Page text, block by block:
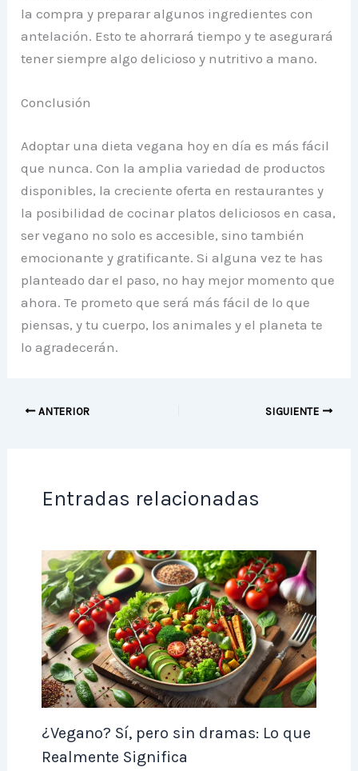
la compra y preparar algunos ingredientes con
antelación. Esto te ahorrará tiempo y te asegurará
tener siempre algo delicioso y nutritivo a mano.
Conclusión
Adoptar una dieta vegana hoy en día es más fácil
que nunca. Con la amplia variedad de productos
disponibles, la creciente oferta en restaurantes y
la posibilidad de cocinar platos deliciosos en casa,
ser vegano no solo es accesible, sino también
emocionante y gratificante. Si alguna vez te has
planteado dar el paso, no hay mejor momento que
ahora. Te prometo que será más fácil de lo que
piensas, y tu cuerpo, los animales y el planeta te
lo agradecerán.
ANTERIOR SIGUIENTE
Entradas relacionadas
¿Vegano? Sí, pero sin dramas: Lo que
Realmente Significa